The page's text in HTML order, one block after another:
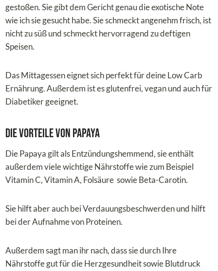
gestoßen. Sie gibt dem Gericht genau die exotische Note
wie ich sie gesucht habe. Sie schmeckt angenehm frisch, ist
nicht zu süß und schmeckt hervorragend zu deftigen
Speisen.
Das Mittagessen eignet sich perfekt für deine Low Carb
Ernährung. Außerdem ist es glutenfrei, vegan und auch für
Diabetiker geeignet.
Die Vorteile von Papaya
Die Papaya gilt als Entzündungshemmend, sie enthält
außerdem viele wichtige Nährstoffe wie zum Beispiel
Vitamin C, Vitamin A, Folsäure sowie Beta-Carotin.
Sie hilft aber auch bei Verdauungsbeschwerden und hilft
bei der Aufnahme von Proteinen.
Außerdem sagt man ihr nach, dass sie durch Ihre
Nährstoffe gut für die Herzgesundheit sowie Blutdruck